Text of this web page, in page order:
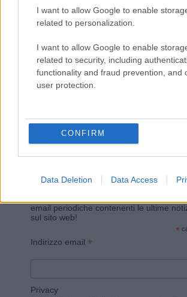
I want to allow Google to enable
related to personalization.
I want to allow Google to enable
related to security, including
functionality and fraud prevention, and
user protection.
CONFIRM
Data Deletion Data Access
Vuoi rimanere sempre
email periodiche contenenti le ultime
sul sito web!
*
Indirizzo email *
Privacy